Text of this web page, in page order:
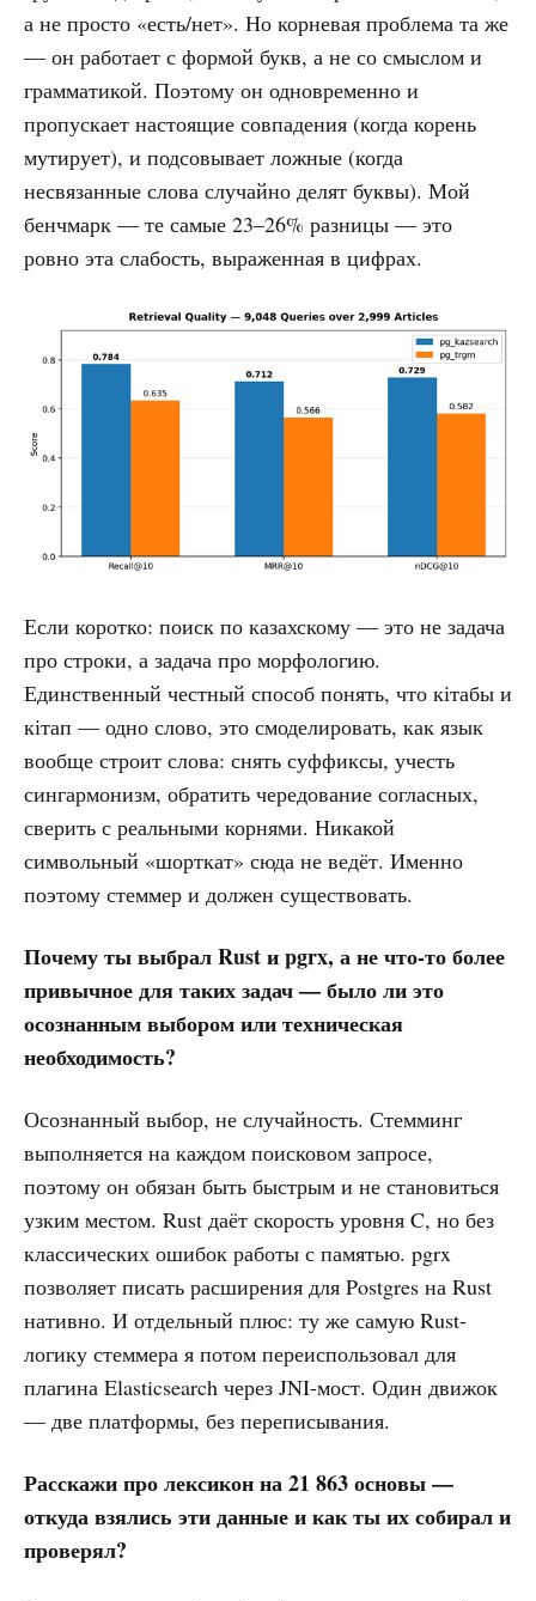
а не просто «есть/нет». Но корневая проблема та же
— он работает с формой букв, а не со смыслом и
грамматикой. Поэтому он одновременно и
пропускает настоящие совпадения (когда корень
мутирует), и подсовывает ложные (когда
несвязанные слова случайно делят буквы). Мой
бенчмарк — те самые 23–26% разницы — это
ровно эта слабость, выраженная в цифрах.
Если коротко: поиск по казахскому — это не задача
про строки, а задача про морфологию.
Единственный честный способ понять, что кітабы и
кітап — одно слово, это смоделировать, как язык
вообще строит слова: снять суффиксы, учесть
сингармонизм, обратить чередование согласных,
сверить с реальными корнями. Никакой
символьный «шорткат» сюда не ведёт. Именно
поэтому стеммер и должен существовать.
Почему ты выбрал Rust и pgrx, а не что-то более
привычное для таких задач — было ли это
осознанным выбором или техническая
необходимость?
Осознанный выбор, не случайность. Стемминг
выполняется на каждом поисковом запросе,
поэтому он обязан быть быстрым и не становиться
узким местом. Rust даёт скорость уровня C, но без
классических ошибок работы с памятью. pgrx
позволяет писать расширения для Postgres на Rust
нативно. И отдельный плюс: ту же самую Rust-
логику стеммера я потом переиспользовал для
плагина Elasticsearch через JNI-мост. Один движок
— две платформы, без переписывания.
Расскажи про лексикон на 21 863 основы —
откуда взялись эти данные и как ты их собирал и
проверял?